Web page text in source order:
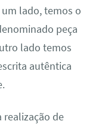
lado, temos o
peça
lado temos
autêntica
realização de